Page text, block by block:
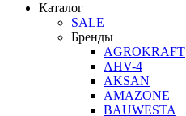
Каталог
SALE
Бренды
AGROKRAFT
AHV-4
AKSAN
AMAZONE
BAUWESTA